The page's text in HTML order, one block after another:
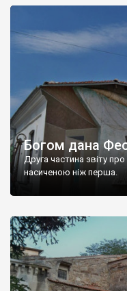
Богом дана
Друга частина звіту
насиченою ніж перша.